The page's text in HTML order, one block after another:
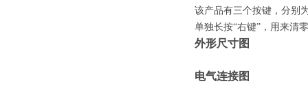
该产品有三个按键，分别
单独长按“右键”，用来清零
外形尺寸图
电气连接图